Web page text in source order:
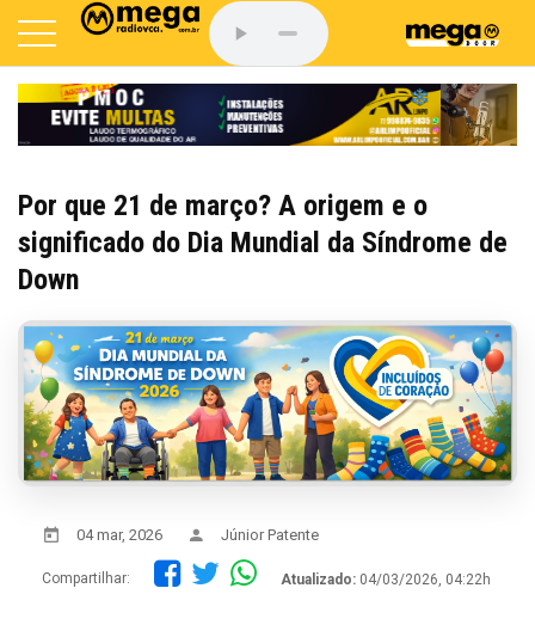
Por que 21 de março? A origem e o
significado do Dia Mundial da Síndrome de
Down
04 mar, 2026 Júnior Patente
Compartilhar: Atualizado: 04/03/2026, 04:22h